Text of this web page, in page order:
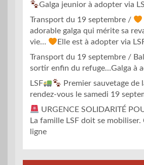
Galga jeunior à adopter via
Transport du 19 septembre /
adorable galga qui mérite sa
vie…
Elle est à adopter via
Transport du 19 septembre /
sortir enfin du refuge…Galga à
LSF
Premier sauvetage de
rendez-vous le samedi 19
URGENCE SOLIDARITÉ
La famille LSF doit se mobiliser.
ligne